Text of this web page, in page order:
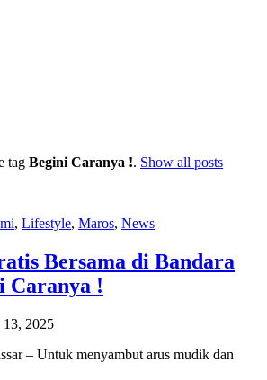
tag Begini Caranya !. Show all posts
, Lifestyle, Maros, News
Bersama di Bandara
Caranya !
2025
– Untuk menyambut arus mudik dan